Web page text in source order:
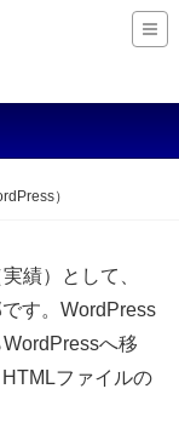
）
績）として、
す。WordPress
へ移
ファイルの